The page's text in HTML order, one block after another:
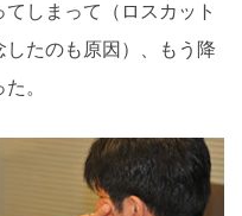
しまって（ロスカット
たのも原因）、もう降
。